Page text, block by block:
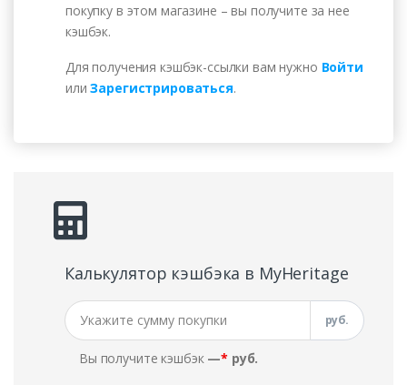
покупку в этом магазине – вы получите за нее
кэшбэк.
Для получения кэшбэк-ссылки вам нужно Войти
илиЗарегистрироваться.
Калькулятор кэшбэка в MyHeritage
руб.
Вы получите кэшбэк —* руб.